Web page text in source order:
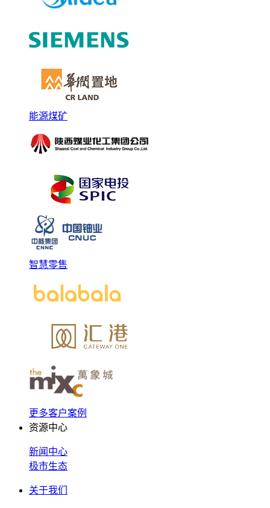
能源煤矿
智慧零售
更多客户案例
资源中心
新闻中心
极市生态
关于我们